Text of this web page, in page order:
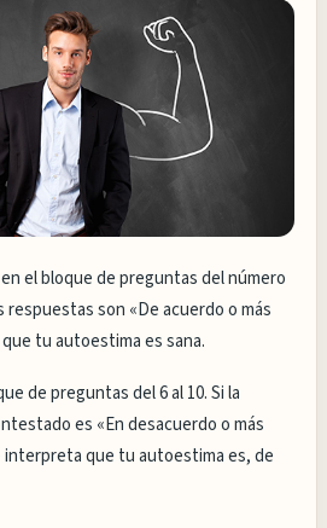
el bloque de preguntas del número
respuestas son «De acuerdo o más
tu autoestima es sana.
de preguntas del 6 al 10. Si la
es «En desacuerdo o más
interpreta que tu autoestima es, de